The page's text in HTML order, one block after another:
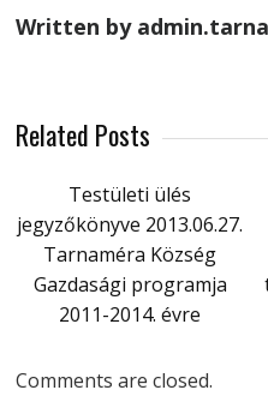
Written by
Related Posts
Testületi ülés
jegyzőkönyve 2013.06.27.
Tarnaméra Község
Gazdasági programja
2011-2014. évre
Comments are closed.